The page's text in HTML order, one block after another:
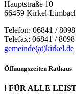
Hauptstraße 10
66459 Kirkel-
Telefon: 06841 /
Telefax: 06841 /
gemeinde(at)kirkel.de
Öffnungszeiten Rathaus
! FÜR ALLE